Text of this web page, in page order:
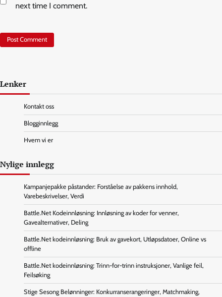
next time I comment.
Lenker
Kontakt oss
Blogginnlegg
Hvem vi er
Nylige innlegg
Kampanjepakke påstander: Forståelse av pakkens innhold,
Varebeskrivelser, Verdi
Battle.Net Kodeinnløsning: Innløsning av koder for venner,
Gavealternativer, Deling
Battle.Net kodeinnløsning: Bruk av gavekort, Utløpsdatoer, Online vs
offline
Battle.Net kodeinnløsning: Trinn-for-trinn instruksjoner, Vanlige feil,
Feilsøking
Stige Sesong Belønninger: Konkurranserangeringer, Matchmaking,